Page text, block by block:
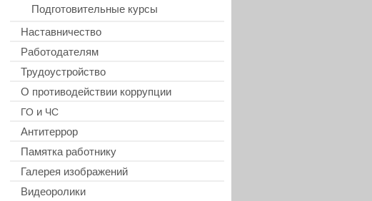
Подготовительные курсы
Наставничество
Работодателям
Трудоустройство
О противодействии коррупции
ГО и ЧС
Антитеррор
Памятка работнику
Галерея изображений
Видеоролики